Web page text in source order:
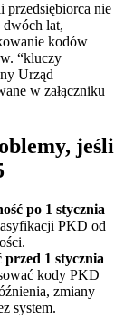
przedsiębiorca nie
lat,
kodów
“kluczy
Urząd
w załączniku
jeśli
po 1 stycznia
PKD od
przed 1 stycznia
kody PKD
zmiany
system.